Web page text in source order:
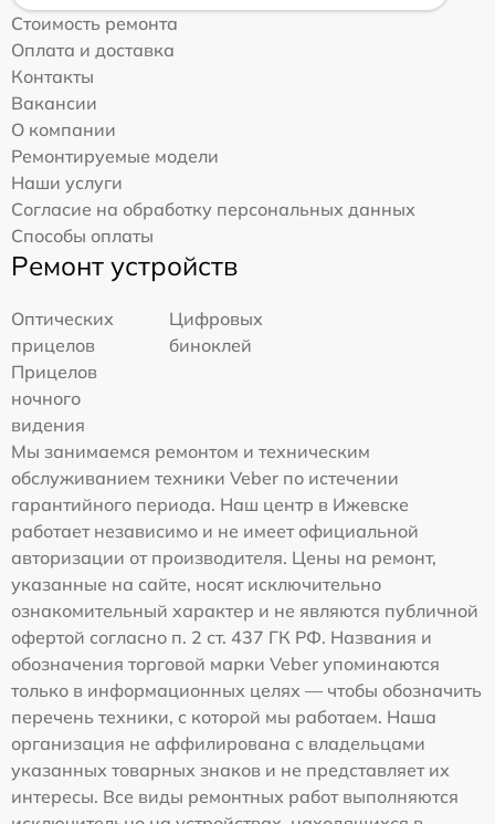
Стоимость ремонта
Оплата и доставка
Контакты
Вакансии
О компании
Ремонтируемые модели
Наши услуги
Согласие на обработку персональных данных
Способы оплаты
Ремонт устройств
Оптических
прицелов
Цифровых
биноклей
Прицелов
ночного
видения
Мы занимаемся ремонтом и техническим
обслуживанием техники Veber по истечении
гарантийного периода. Наш центр в Ижевске
работает независимо и не имеет официальной
авторизации от производителя. Цены на ремонт,
указанные на сайте, носят исключительно
ознакомительный характер и не являются публичной
офертой согласно п. 2 ст. 437 ГК РФ. Названия и
обозначения торговой марки Veber упоминаются
только в информационных целях — чтобы обозначить
перечень техники, с которой мы работаем. Наша
организация не аффилирована с владельцами
указанных товарных знаков и не представляет их
интересы. Все виды ремонтных работ выполняются